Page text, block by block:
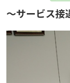
～サービス接